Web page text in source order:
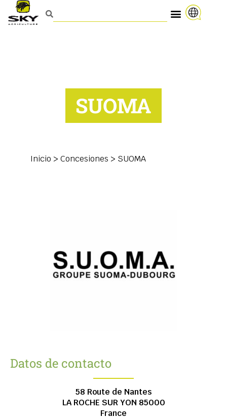
SUOMA
Inicio > Concesiones > SUOMA
Datos de contacto
58 Route de Nantes
LA ROCHE SUR YON 85000
France